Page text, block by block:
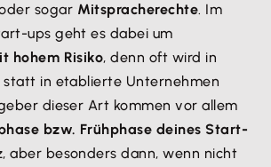
sogar Mitspracherechte. Im
ups geht es dabei um
hohem Risiko, denn oft wird in
statt in etablierte Unternehmen
dieser Art kommen vor allem
bzw. Frühphase deines Start-
aber besonders dann, wenn nicht